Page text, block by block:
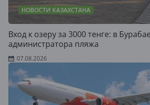
НОВОСТИ КАЗАХСТАНА
Вход к озеру за 3000 тенге: в
администратора пляжа
07.08.2026